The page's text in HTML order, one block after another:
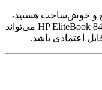
و خوش‌ساخت هستید،
این محصول گزینه‌ای ارزشمند است. HP EliteBook 845 G7 می‌تواند
اعتمادی باشد.